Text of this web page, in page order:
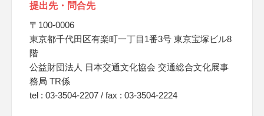
提出先・問合先
〒100-0006
東京都千代田区有楽町一丁目1番3号 東京宝塚ビル8
階
公益財団法人 日本交通文化協会 交通総合文化展事
務局 TR係
tel : 03-3504-2207 / fax : 03-3504-2224